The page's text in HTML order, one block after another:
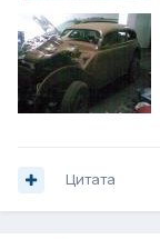
Цитата